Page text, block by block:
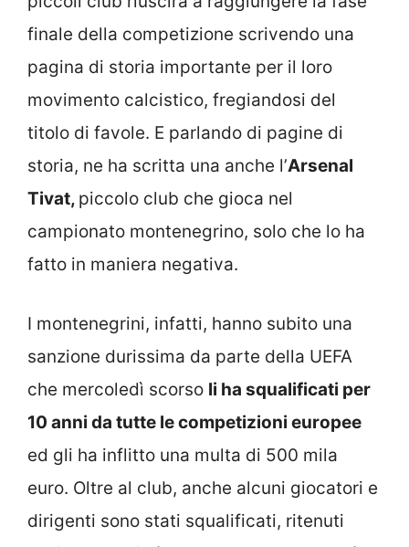
finale della competizione scrivendo una
pagina di storia importante per il loro
movimento calcistico, fregiandosi del
titolo di favole. E parlando di pagine di
storia, ne ha scritta una anche l’Arsenal
Tivat, piccolo club che gioca nel
campionato montenegrino, solo che lo ha
fatto in maniera negativa.
I montenegrini, infatti, hanno subito una
sanzione durissima da parte della UEFA
che mercoledì scorso li ha squalificati per
10 anni da tutte le competizioni europee
ed gli ha inflitto una multa di 500 mila
euro. Oltre al club, anche alcuni giocatori e
dirigenti sono stati squalificati, ritenuti